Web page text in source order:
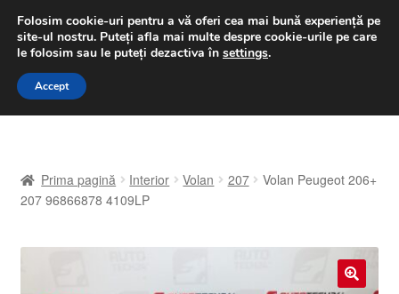
LIVRARE de la 33 lei
luni-vineri 9 a.m. - 4 p.m.031 229 6816
Sari
Sari
A lua legatura
Prima pagină Interior Volan 207
Volan Peugeot 206+
207 96866878 4109LP
Folosim cookie-uri pentru a vă oferi cea mai bună experiență pe
site-ul nostru. Puteți afla mai multe despre cookie-urile pe care
le folosim sau le puteți dezactiva în settings.
Accept